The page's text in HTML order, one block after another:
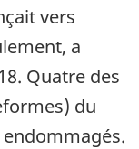
vers
a
Quatre des
du